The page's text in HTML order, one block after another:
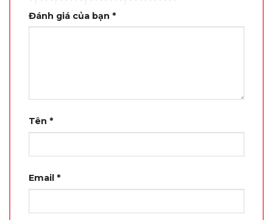
Đánh giá của bạn *
Tên *
Email *